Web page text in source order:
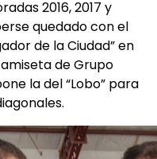
2016, 2017 y
quedado con el
de la Ciudad” en
de Grupo
la del “Lobo” para